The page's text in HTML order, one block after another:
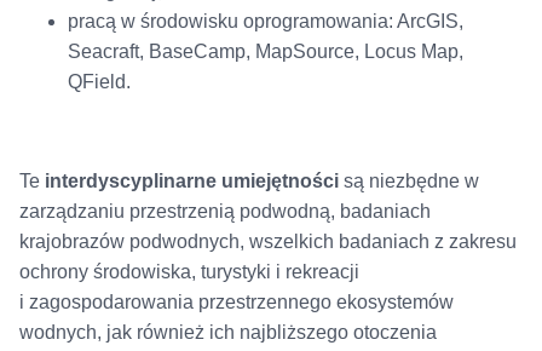
pracą w środowisku oprogramowania: ArcGIS,
Seacraft, BaseCamp, MapSource, Locus Map,
QField.
Te interdyscyplinarne umiejętnościsą niezbędne w
zarządzaniu przestrzenią podwodną, badaniach
krajobrazów podwodnych, wszelkich badaniach z zakresu
ochrony środowiska, turystyki i rekreacji
i zagospodarowania przestrzennego ekosystemów
wodnych, jak również ich najbliższego otoczenia